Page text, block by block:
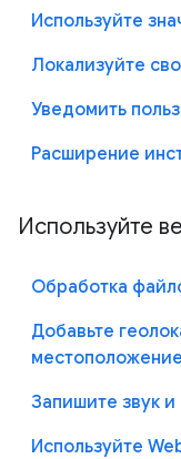
Используйте
Локализуйте
Уведомить
Расширение
Используйте
Обработка
Добавьте
Запишите звук
Используйте